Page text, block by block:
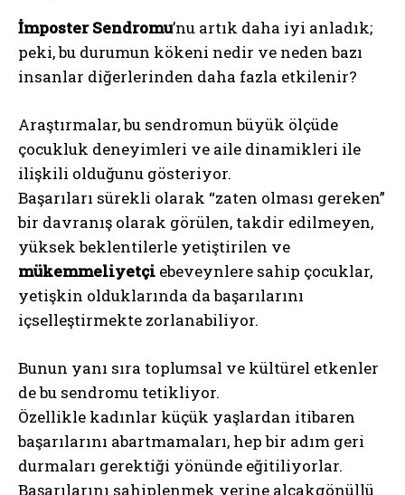
İmposter Sendromu’nu artık daha iyi anladık;
peki, bu durumun kökeni nedir ve neden bazı
insanlar diğerlerinden daha fazla etkilenir?
Araştırmalar, bu sendromun büyük ölçüde
çocukluk deneyimleri ve aile dinamikleri ile
ilişkili olduğunu gösteriyor.
Başarıları sürekli olarak “zaten olması gereken”
bir davranış olarak görülen, takdir edilmeyen,
yüksek beklentilerle yetiştirilen ve
mükemmeliyetçi ebeveynlere sahip çocuklar,
yetişkin olduklarında da başarılarını
içselleştirmekte zorlanabiliyor.
Bunun yanı sıra toplumsal ve kültürel etkenler
de bu sendromu tetikliyor.
Özellikle kadınlar küçük yaşlardan itibaren
başarılarını abartmamaları, hep bir adım geri
durmaları gerektiği yönünde eğitiliyorlar.
Başarılarını sahiplenmek yerine alçakgönüllü